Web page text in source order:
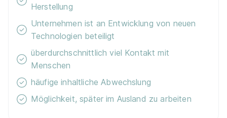
Herstellung
Unternehmen ist an Entwicklung von neuen
Technologien beteiligt
überdurchschnittlich viel Kontakt mit
Menschen
häufige inhaltliche Abwechslung
Möglichkeit, später im Ausland zu arbeiten